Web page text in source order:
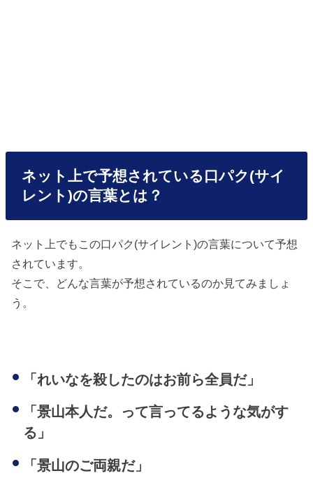
ネット上で予想されている口パク(サイ
レント)の言葉とは？
ネット上でもこの口パク(サイレント)の言葉について予想
されています。
そこで、どんな言葉が予想されているのか見てみましょ
う。
「れいなを殺したのはお前ら全員だ」
「景山本人だ。って言ってるような気がす
る」
「景山のご両親だ」